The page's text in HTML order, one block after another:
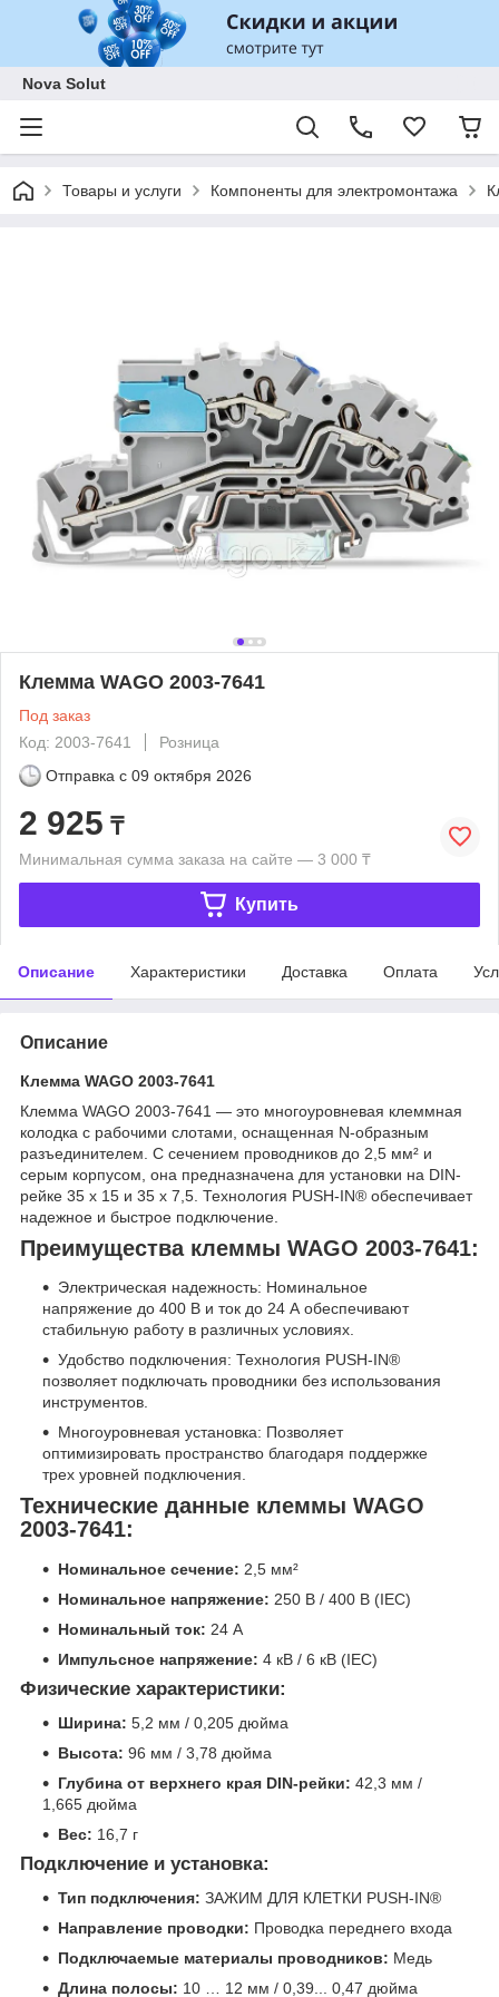
Nova Solut
Товары и услуги Компоненты для электромонтажа
Клемма WAGO 2003-7641
Под заказ
Код: 2003-7641
Розница
Отправка с 09 октября 2026
2 925 ₸
Минимальная сумма заказа на сайте — 3 000 ₸
Купить
Описание Характеристики Доставка Оплата
Описание
Клемма WAGO 2003-7641
Клемма WAGO 2003-7641 — это многоуровневая клеммная
колодка с рабочими слотами, оснащенная N-образным
разъединителем. С сечением проводников до 2,5 мм² и
серым корпусом, она предназначена для установки на DIN-
рейке 35 x 15 и 35 x 7,5. Технология PUSH-IN® обеспечивает
надежное и быстрое подключение.
Преимущества клеммы WAGO 2003-7641:
Электрическая надежность: Номинальное
напряжение до 400 В и ток до 24 А обеспечивают
стабильную работу в различных условиях.
Удобство подключения: Технология PUSH-IN®
позволяет подключать проводники без использования
инструментов.
Многоуровневая установка: Позволяет
оптимизировать пространство благодаря поддержке
трех уровней подключения.
Технические данные клеммы WAGO
2003-7641:
Номинальное сечение: 2,5 мм²
Номинальное напряжение: 250 В / 400 В (IEC)
Номинальный ток: 24 А
Импульсное напряжение: 4 кВ / 6 кВ (IEC)
Физические характеристики:
Ширина: 5,2 мм / 0,205 дюйма
Высота: 96 мм / 3,78 дюйма
Глубина от верхнего края DIN-рейки: 42,3 мм /
1,665 дюйма
Вес: 16,7 г
Подключение и установка:
Тип подключения: ЗАЖИМ ДЛЯ КЛЕТКИ PUSH-IN®
Направление проводки: Проводка переднего входа
Подключаемые материалы проводников: Медь
Длина полосы: 10 … 12 мм / 0,39... 0,47 дюйма